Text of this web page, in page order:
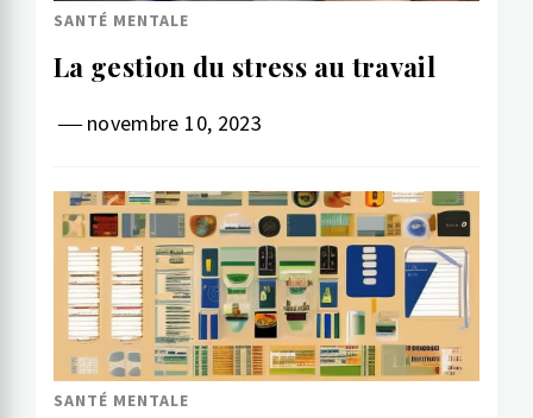
SANTÉ MENTALE
La gestion du stress au travail
novembre 10, 2023
SANTÉ MENTALE